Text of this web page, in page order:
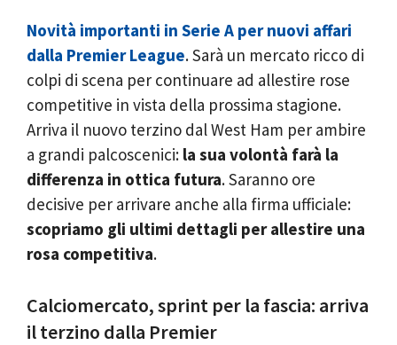
Novità importanti in Serie A per nuovi affari
dalla Premier League. Sarà un mercato ricco di
colpi di scena per continuare ad allestire rose
competitive in vista della prossima stagione.
Arriva il nuovo terzino dal West Ham per ambire
a grandi palcoscenici: la sua volontà farà la
differenza in ottica futura. Saranno ore
decisive per arrivare anche alla firma ufficiale:
scopriamo gli ultimi dettagli per allestire una
rosa competitiva.
Calciomercato, sprint per la fascia: arriva
il terzino dalla Premier